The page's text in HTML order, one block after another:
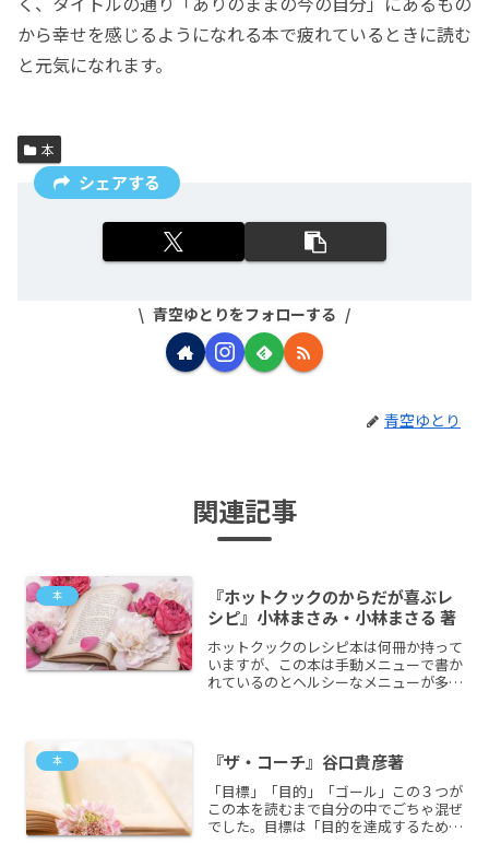
から幸せを感じるようになれる本で疲れているときに読む
と元気になれます。
本
シェアする
青空ゆとりをフォローする
青空ゆとり
関連記事
本
『ホットクックのからだが喜ぶレ
シピ』小林まさみ・小林まさる 著
ホットクックのレシピ本は何冊か持って
いますが、この本は手動メニューで書か
れているのとヘルシーなメニューが多い
です。
本 『ザ・コーチ』谷口貴彦著
「目標」「目的」「ゴール」この３つが
この本を読むまで自分の中でごちゃ混ぜ
でした。目標は「目的を達成するために